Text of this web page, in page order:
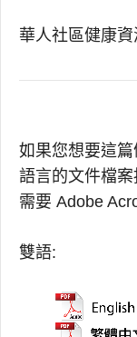
華人社區健康
如果您想要這
語言的文件檔
需要 Adobe
雙語: